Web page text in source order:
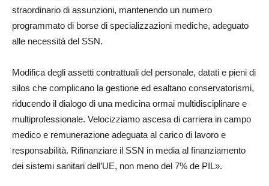
straordinario di assunzioni, mantenendo un numero
programmato di borse di specializzazioni mediche, adeguato
alle necessità del SSN.
Modifica degli assetti contrattuali del personale, datati e pieni di
silos che complicano la gestione ed esaltano conservatorismi,
riducendo il dialogo di una medicina ormai multidisciplinare e
multiprofessionale. Velocizziamo ascesa di carriera in campo
medico e remunerazione adeguata al carico di lavoro e
responsabilità. Rifinanziare il SSN in media al finanziamento
dei sistemi sanitari dell’UE, non meno del 7% de PIL».